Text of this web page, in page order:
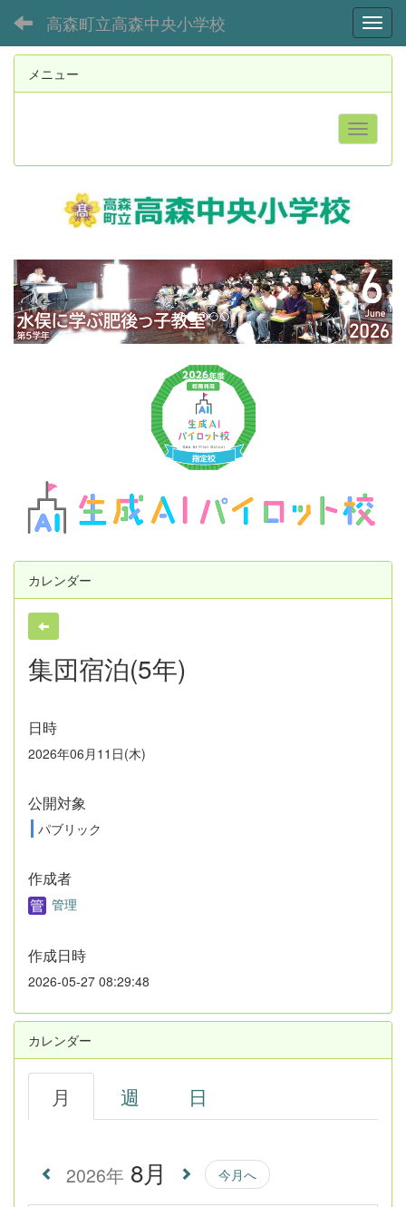
高森町立高森中央小学校
メニュー
p
r
e
v
n
e
x
t
カレンダー
集団宿泊(5年)
日時
2026年06月11日(木)
公開対象
パブリック
作成者
管理
作成日時
2026-05-27 08:29:48
カレンダー
月 週 日
2026年 8月 今月へ